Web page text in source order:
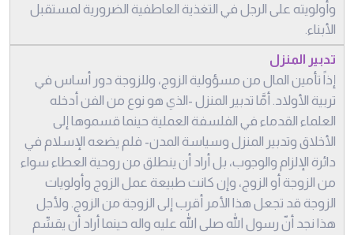
وأولويته على الرجل في التغذية العاطفية الضرورية لمستقبل
الأبناء.
تدبير المنزل
إذاً تأمين المال من مسؤولية الزوج، وللزوجة دور أساس في
تربية الأولاد. أمَّا تدبير المنزل -الذي هو نوع من الفن أدخله
العلماء القدماء في الفلسفة العملية حينما قسموها إلى
الأخلاق وتدبير المنزل وسياسة المدن- فلم يضعه الإسلام في
دائرة الإلزام والوجوب، بل أراد أن ينطلق من روحية العطاء سواء
من الزوجة أو الزوج، وإن كانت طبيعة عمل الزوج وأولويات
الزوجة قد تجعل هذا الأمر أقرب إلى الزوجة من الزوج. ولأجل
هذا نجد أنّ رسول الله صلى الله عليه واله حينما أراد أن يقسِّم